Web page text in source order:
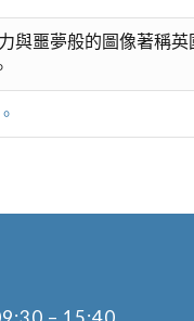
與噩夢般的圖像著稱